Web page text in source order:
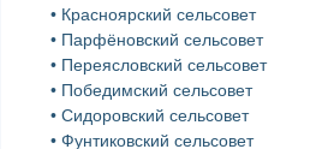
• Красноярский сельсовет
• Парфёновский сельсовет
• Переясловский сельсовет
• Победимский сельсовет
• Сидоровский сельсовет
• Фунтиковский сельсовет